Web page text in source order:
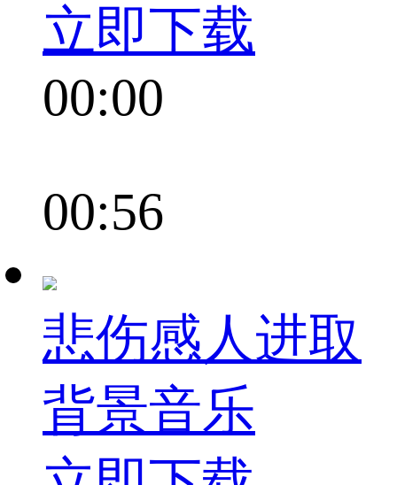
立即下载
00:00
00:56
悲伤感人进取
背景音乐